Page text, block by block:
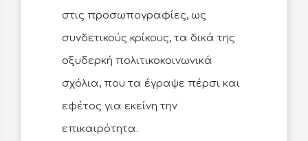
στις προσωπογραφίες, ως
συνδετικούς κρίκους, τα δικά της
οξυδερκή πολιτικοκοινωνικά
σχόλια, που τα έγραψε πέρσι και
εφέτος για εκείνη την
επικαιρότητα.